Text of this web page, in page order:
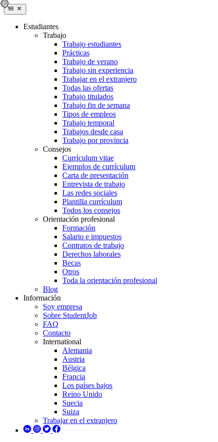
Estudiantes
Trabajo
Trabajo estudiantes
Prácticas
Trabajo de verano
Trabajo sin experiencia
Trabajar en el extranjero
Todas las ofertas
Trabajo titulados
Trabajo fin de semana
Tipos de empleos
Trabajo temporal
Trabajos desde casa
Trabajo por provincia
Consejos
Currículum vitae
Ejemplos de currículum
Carta de presentación
Entrevista de trabajo
Las redes sociales
Plantilla currículum
Todos los consejos
Orientación profesional
Formación
Salario e impuestos
Contratos de trabajo
Derechos laborales
Becas
Otros
Toda la orientación profesional
Blog
Información
Soy empresa
Sobre StudentJob
FAQ
Contacto
International
Alemania
Austria
Bélgica
Francia
Los países bajos
Reino Unido
Suecia
Suiza
Trabajar en el extranjero